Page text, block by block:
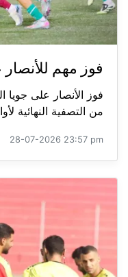
فوز مهم
من التصفية النهائية
28-07-2026 23:57 pm